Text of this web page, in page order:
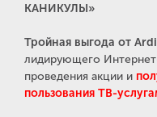
КАНИКУЛЫ»
Тройная выгода от
лидирующего
проведения акции и
пользования ТВ-